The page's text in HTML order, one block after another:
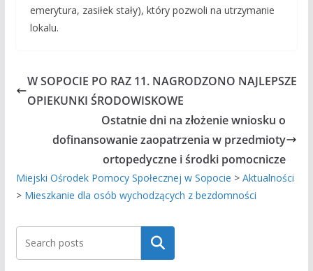
emerytura, zasiłek stały), który pozwoli na utrzymanie
lokalu.
W SOPOCIE PO RAZ 11. NAGRODZONO NAJLEPSZE
OPIEKUNKI ŚRODOWISKOWE
Ostatnie dni na złożenie wniosku o
dofinansowanie zaopatrzenia w przedmioty
ortopedyczne i środki pomocnicze
Miejski Ośrodek Pomocy Społecznej w Sopocie > Aktualności
> Mieszkanie dla osób wychodzących z bezdomności
Szukaj